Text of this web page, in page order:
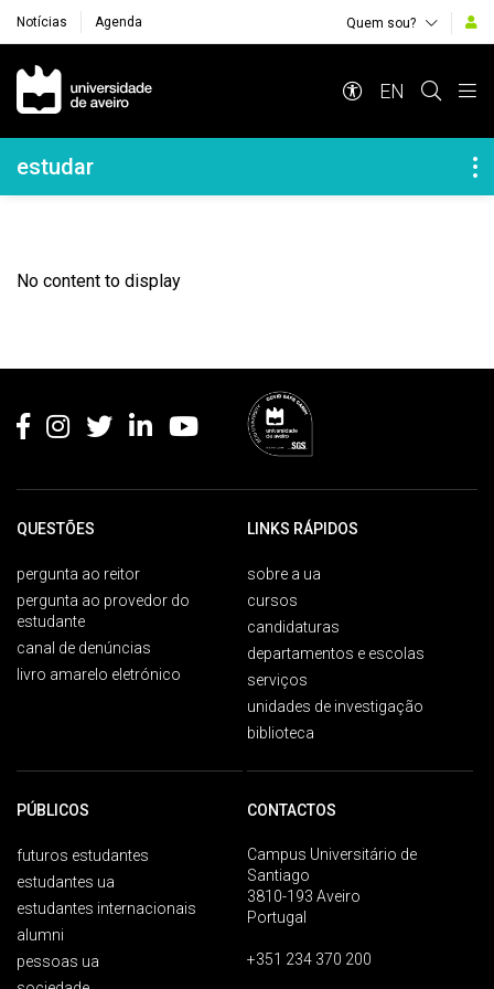
Notícias Agenda Quem sou?
Navegação Principal
EN
Navegação Lateral
estudar
No content to display
QUESTÕES
pergunta ao reitor
pergunta ao provedor do
estudante
canal de denúncias
livro amarelo eletrónico
LINKS RÁPIDOS
sobre a ua
cursos
candidaturas
departamentos e escolas
serviços
unidades de investigação
biblioteca
PÚBLICOS
futuros estudantes
estudantes ua
estudantes internacionais
alumni
pessoas ua
CONTACTOS
Campus Universitário de
Santiago
3810-193 Aveiro
Portugal
+351 234 370 200